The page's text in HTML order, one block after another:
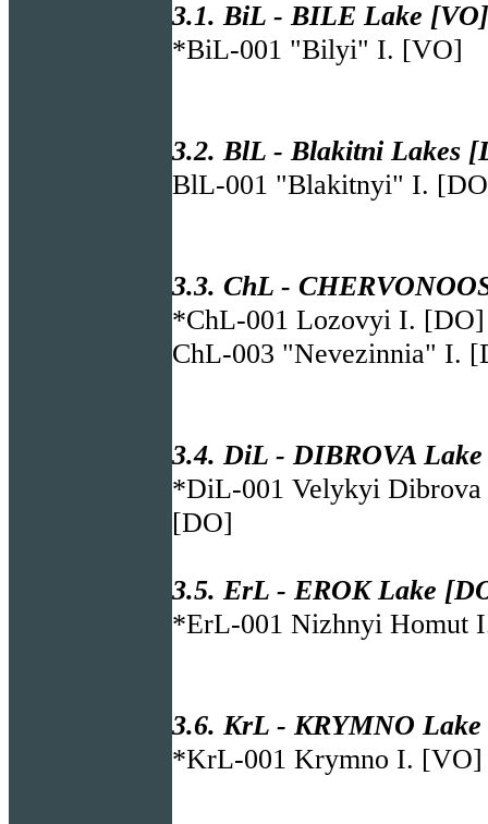
3.1. BiL - BILE Lake
*BiL-001 "Bilyi" I. [VO]
3.2. BlL - Blakitni Lakes
BlL-001 "Blakitnyi" I.
3.3. ChL -
*ChL-001 Lozovyi I.
ChL-003 "Nevezinnia" I.
3.4. DiL - DIBROVA
*DiL-001 Velykyi
[DO]
3.5. ErL - EROK Lake
*ErL-001 Nizhnyi Homut
3.6. KrL - KRYMNO
*KrL-001 Krymno I. [VO]